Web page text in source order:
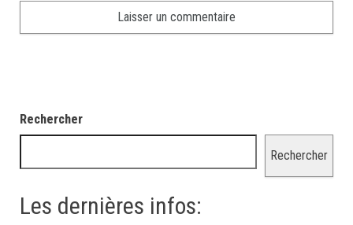
Rechercher
Rechercher
Les dernières infos: